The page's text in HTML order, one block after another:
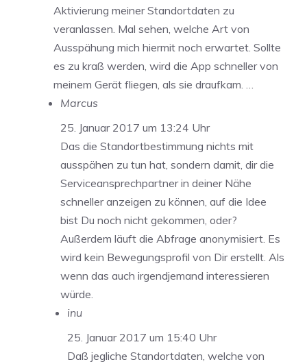
Aktivierung meiner Standortdaten zu
veranlassen. Mal sehen, welche Art von
Ausspähung mich hiermit noch erwartet. Sollte
es zu kraß werden, wird die App schneller von
meinem Gerät fliegen, als sie draufkam. …
Marcus
25. Januar 2017 um 13:24 Uhr
Das die Standortbestimmung nichts mit
ausspähen zu tun hat, sondern damit, dir die
Serviceansprechpartner in deiner Nähe
schneller anzeigen zu können, auf die Idee
bist Du noch nicht gekommen, oder?
Außerdem läuft die Abfrage anonymisiert. Es
wird kein Bewegungsprofil von Dir erstellt. Als
wenn das auch irgendjemand interessieren
würde.
inu
25. Januar 2017 um 15:40 Uhr
Daß jegliche Standortdaten, welche von